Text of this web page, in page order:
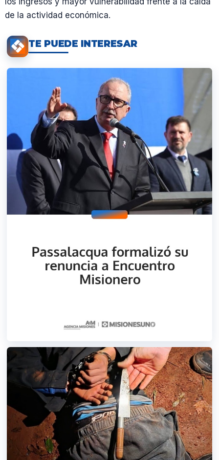
de la actividad económica.
TE PUEDE INTERESAR